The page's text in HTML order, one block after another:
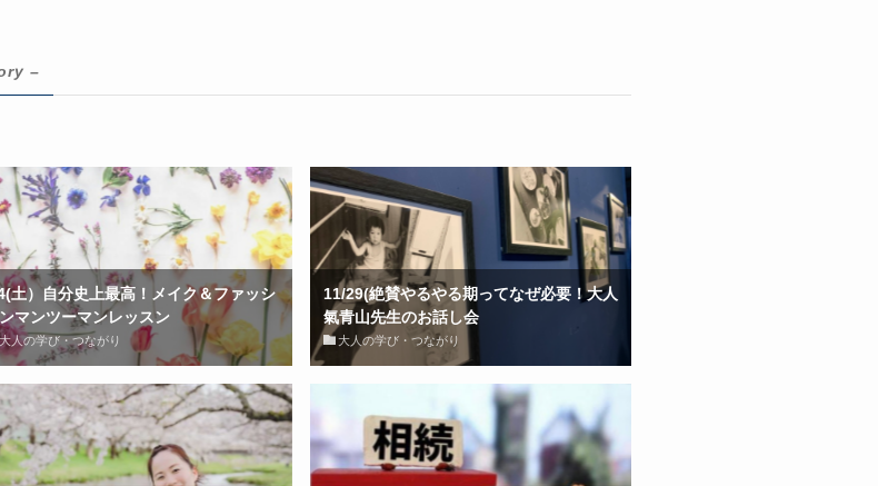
–
土）自分史上最高！メイク＆ファッシ
マンツーマンレッスン
大人の学び・つながり
11/29(絶賛やるやる期ってなぜ必要！大人
氣青山先生のお話し会
大人の学び・つながり